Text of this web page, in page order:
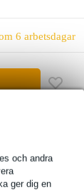
och andra
ger dig en
6 arbetsdagar